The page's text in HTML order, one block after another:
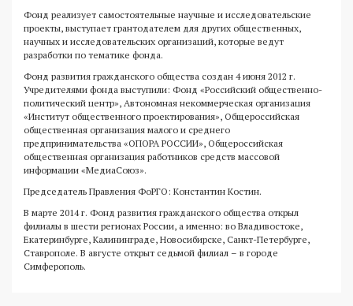
Фонд реализует самостоятельные научные и исследовательские
проекты, выступает грантодателем для других общественных,
научных и исследовательских организаций, которые ведут
разработки по тематике фонда.
Фонд развития гражданского общества создан 4 июня 2012 г.
Учредителями фонда выступили: Фонд «Российский общественно-
политический центр», Автономная некоммерческая организация
«Институт общественного проектирования», Общероссийская
общественная организация малого и среднего
предпринимательства «ОПОРА РОССИИ», Общероссийская
общественная организация работников средств массовой
информации «МедиаСоюз».
Председатель Правления ФоРГО: Константин Костин.
В марте 2014 г. Фонд развития гражданского общества открыл
филиалы в шести регионах России, а именно: во Владивостоке,
Екатеринбурге, Калининграде, Новосибирске, Санкт-Петербурге,
Ставрополе. В августе открыт седьмой филиал – в городе
Симферополь.